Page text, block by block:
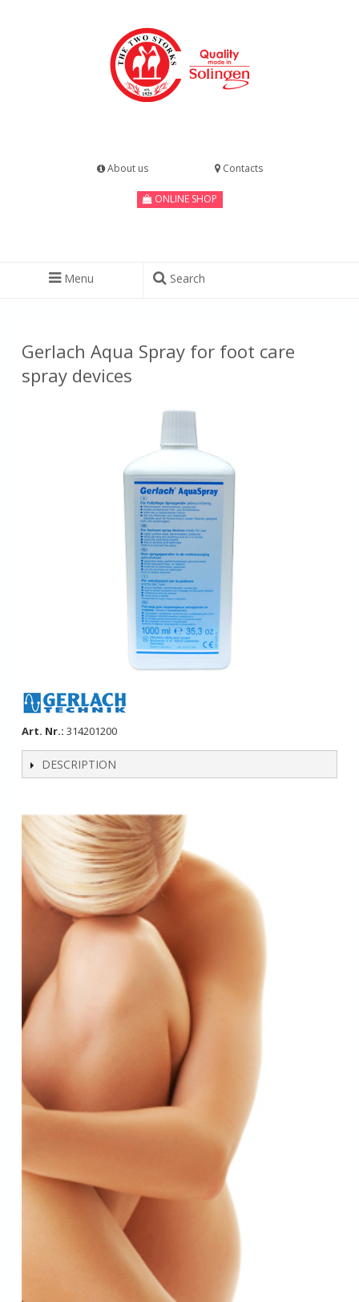
About us Contacts
ONLINE SHOP
Menu Search
Gerlach Aqua Spray for foot care
spray devices
Art. Nr.: 314201200
DESCRIPTION